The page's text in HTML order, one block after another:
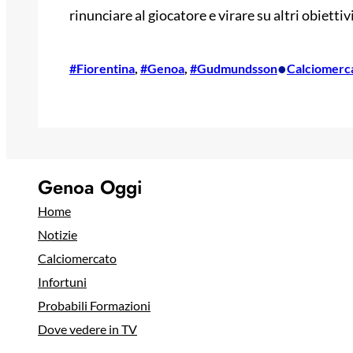
rinunciare al giocatore e virare su altri
#Fiorentina, #Genoa, #Gudmundsson•
Genoa Oggi
Home
Notizie
Calciomercato
Infortuni
Probabili Formazioni
Dove vedere in TV